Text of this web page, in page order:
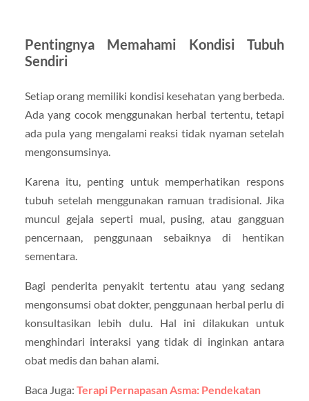
Pentingnya Memahami Kondisi Tubuh
Sendiri
Setiap orang memiliki kondisi kesehatan yang berbeda.
Ada yang cocok menggunakan herbal tertentu, tetapi
ada pula yang mengalami reaksi tidak nyaman setelah
mengonsumsinya.
Karena itu, penting untuk memperhatikan respons
tubuh setelah menggunakan ramuan tradisional. Jika
muncul gejala seperti mual, pusing, atau gangguan
pencernaan, penggunaan sebaiknya di hentikan
sementara.
Bagi penderita penyakit tertentu atau yang sedang
mengonsumsi obat dokter, penggunaan herbal perlu di
konsultasikan lebih dulu. Hal ini dilakukan untuk
menghindari interaksi yang tidak di inginkan antara
obat medis dan bahan alami.
Baca Juga: Terapi Pernapasan Asma: Pendekatan